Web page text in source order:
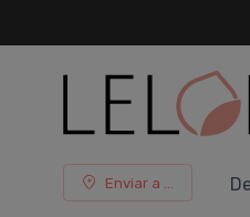
Enviar a ...